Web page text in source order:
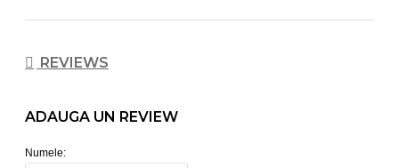
REVIEWS
ADAUGA UN REVIEW
Numele: